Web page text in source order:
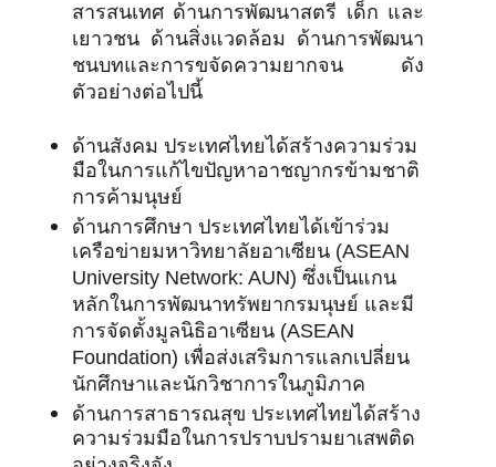
สารสนเทศ ด้านการพัฒนาสตรี เด็ก และ
เยาวชน ด้านสิ่งแวดล้อม ด้านการพัฒนา
ชนบทและการขจัดความยากจน ดัง
ตัวอย่างต่อไปนี้
ด้านสังคม ประเทศไทยได้สร้างความร่วม
มือในการแก้ไขปัญหาอาชญากรข้ามชาติ
การค้ามนุษย์
ด้านการศึกษา ประเทศไทยได้เข้าร่วม
เครือข่ายมหาวิทยาลัยอาเซียน (ASEAN
University Network: AUN) ซึ่งเป็นแกน
หลักในการพัฒนาทรัพยากรมนุษย์ และมี
การจัดตั้งมูลนิธิอาเซียน (ASEAN
Foundation) เพื่อส่งเสริมการแลกเปลี่ยน
นักศึกษาและนักวิชาการในภูมิภาค
ด้านการสาธารณสุข ประเทศไทยได้สร้าง
ความร่วมมือในการปราบปรามยาเสพติด